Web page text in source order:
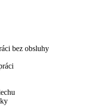
bez obsluhy